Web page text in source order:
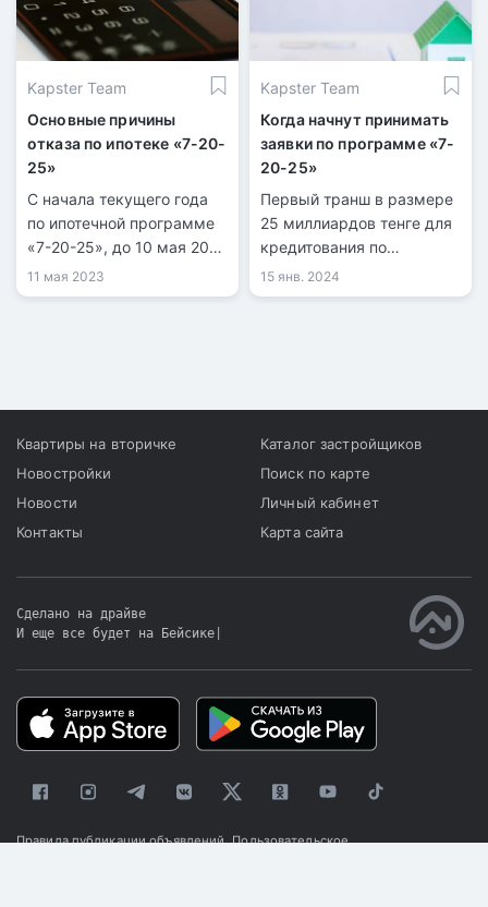
Kapster Team
Основные причины
отказа по ипотеке «7-20-
25»
С начала текущего года
по ипотечной программе
«7-20-25», до 10 мая 2023
года, банками было
выдано 2334 кредита на
11 мая 2023
Kapster Team
Когда начнут принимать
заявки по программе «7-
20-25»
Первый транш в размере
25 миллиардов тенге для
кредитования по
программе «7-20-25» был
подготовлен
квартал будет
распределен между
семью банками, но на
данный момент они не
принимают заявки.
15 янв. 2024
Квартиры на вторичке
Новостройки
Новости
Контакты
Каталог застройщиков
Поиск по карте
Личный кабинет
Карта сайта
Сделано на драйве
И еще все будет на Бейсике
Правила публикации объявлений Пользовательское